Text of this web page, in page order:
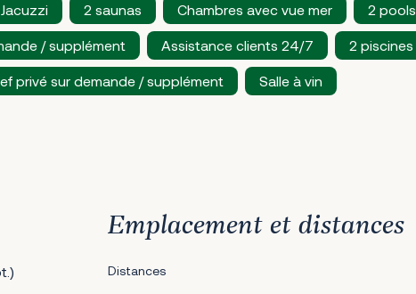
Jacuzzi 2 saunas Chambres avec vue mer 2 pools
/ supplément Assistance clients 24/7 2 piscines
privé sur demande / supplément Salle à vin
Emplacement et distances
Distances